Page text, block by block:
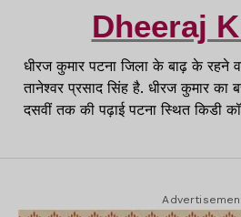
Dheeraj
धीरज कुमार पटना जिला के बाढ़ के रहने
तानेश्वर प्रसाद सिंह है. धीरज कुमार का
दसवीं तक की पढ़ाई पटना स्थित किडी
किया है. 12वीं की पढ़ाई DAV
किया. ग्रैजुएशन की पढ़ाई st
उसके बाद पोस्ट ग्रैजुएशन की पढ़ाई रांची